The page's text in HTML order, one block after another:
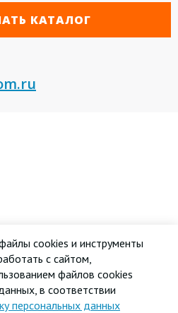
КАТАЛОГ
cookies и инструменты
с сайтом,
файлов cookies
в соответствии
персональных данных